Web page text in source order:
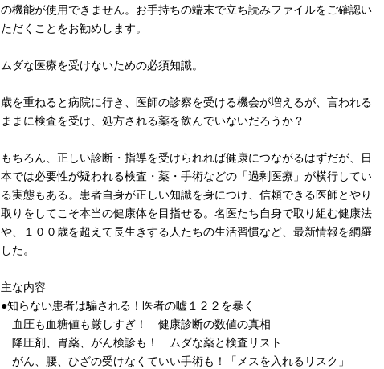
の機能が使用できません。お手持ちの端末で立ち読みファイルをご確認い
ただくことをお勧めします。
ムダな医療を受けないための必須知識。
歳を重ねると病院に行き、医師の診察を受ける機会が増えるが、言われる
ままに検査を受け、処方される薬を飲んでいないだろうか？
もちろん、正しい診断・指導を受けられれば健康につながるはずだが、日
本では必要性が疑われる検査・薬・手術などの「過剰医療」が横行してい
る実態もある。患者自身が正しい知識を身につけ、信頼できる医師とやり
取りをしてこそ本当の健康体を目指せる。名医たち自身で取り組む健康法
や、１００歳を超えて長生きする人たちの生活習慣など、最新情報を網羅
した。
主な内容
●知らない患者は騙される！医者の嘘１２２を暴く
血圧も血糖値も厳しすぎ！ 健康診断の数値の真相
降圧剤、胃薬、がん検診も！ ムダな薬と検査リスト
がん、腰、ひざの受けなくていい手術も！「メスを入れるリスク」